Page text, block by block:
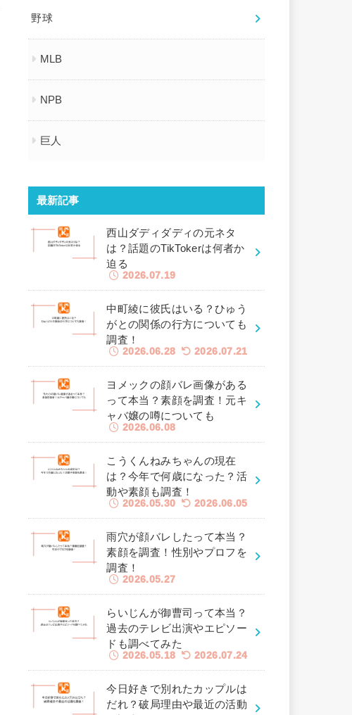
野球
MLB
NPB
巨人
最新記事
西山ダディダディの元ネタ
は？話題のTikTokerは何者か
迫る
2026.07.19
中町綾に彼氏はいる？ひゅう
がとの関係の行方についても
調査！
2026.06.28 2026.07.21
ヨメックの顔バレ画像がある
って本当？素顔を調査！元キ
ャバ嬢の噂についても
2026.06.08
こうくんねみちゃんの現在
は？今年で何歳になった？活
動や素顔も調査！
2026.05.30 2026.06.05
雨穴が顔バレしたって本当？
素顔を調査！性別やプロフを
調査！
2026.05.27
らいじんが御曹司って本当？
過去のテレビ出演やエピソー
ドも調べてみた
2026.05.18 2026.07.24
今日好きで別れたカップルは
だれ？破局理由や最近の活動